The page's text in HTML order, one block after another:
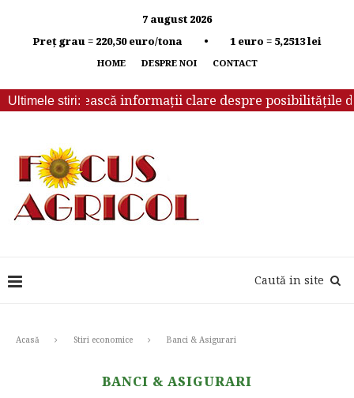
7 august 2026
Preț grau = 220,50 euro/tona • 1 euro = 5,2513 lei
HOME DESPRE NOI CONTACT
Ultimele stiri:
să primească informații clare despre posibilitățile de
Caută in site
Acasă Stiri economice Banci & Asigurari
BANCI & ASIGURARI